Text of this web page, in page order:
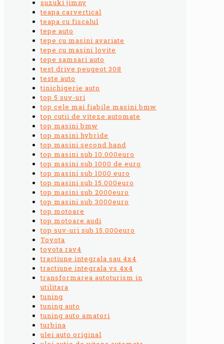
suzuki jimny
teapa carvertical
teapa cu fiscalul
tepe auto
tepe cu masini avariate
tepe cu masini lovite
tepe samsari auto
test drive peugeot 308
teste auto
tinichigerie auto
top 5 suv-uri
top cele mai fiabile masini bmw
top cutii de viteze automate
top masini bmw
top masini hybride
top masini second hand
top masini sub 10.000euro
top masini sub 1000 de euro
top masini sub 1000 euro
top masini sub 15.000euro
top masini sub 2000euro
top masini sub 3000euro
top motoare
top motoare audi
top suv-uri sub 15.000euro
Toyota
toyota rav4
tractiune integrala sau 4x4
tractiune integrala vs 4x4
transformarea autoturism in
utilitara
tuning
tuning auto
tuning auto amatori
turbina
ulei auto original